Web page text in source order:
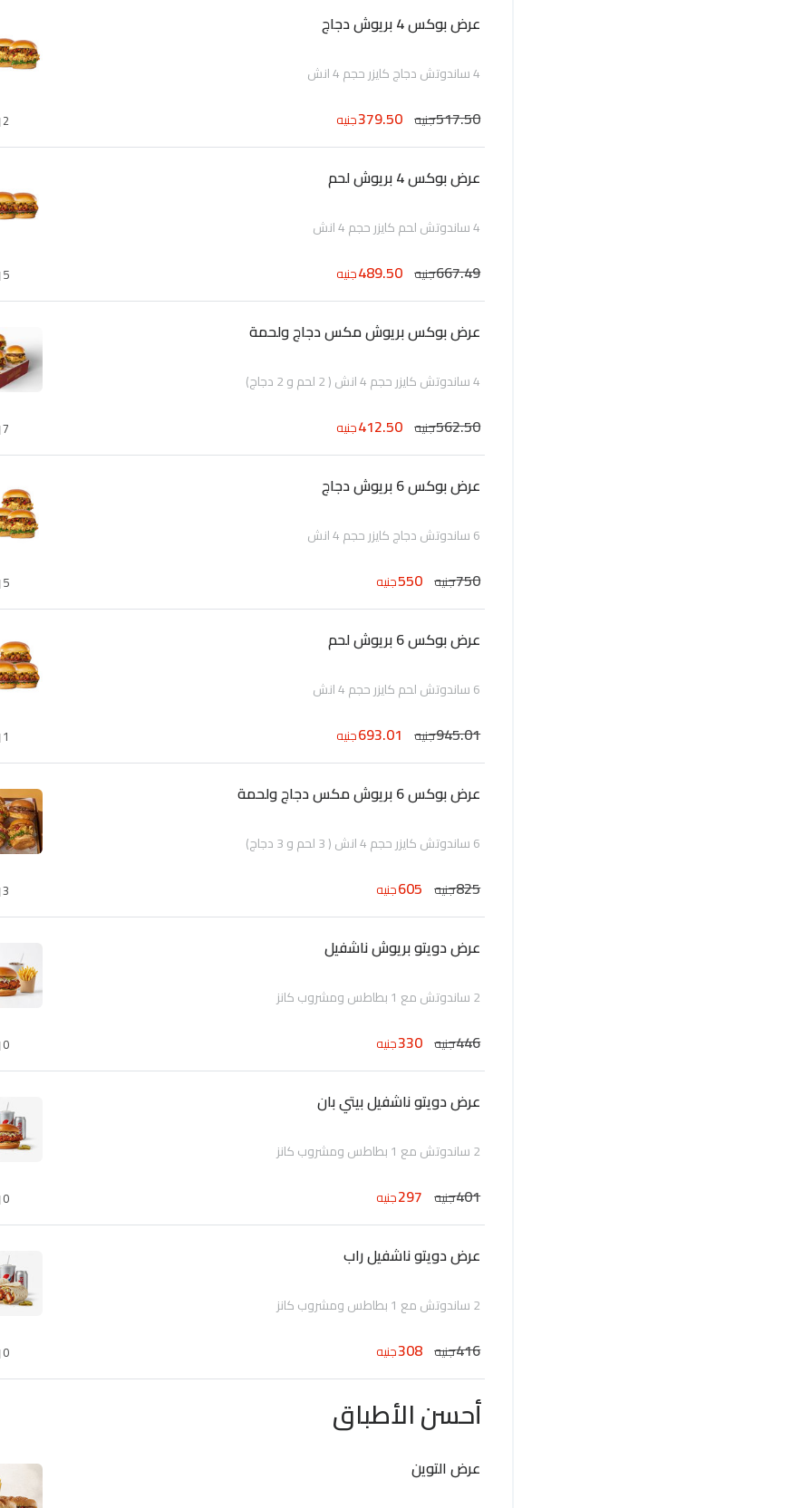
عرض بوكس 4 بريوش دجاج
4 ساندوتش دجاج كايزر حجم 4 انش
517.50جنيه 379.50جنيه 2
عرض بوكس 4 بريوش لحم
4 ساندوتش لحم كايزر حجم 4 انش
667.49جنيه 489.50جنيه 5
عرض بوكس بريوش مكس دجاج ولحمة
4 ساندوتش كايزر حجم 4 انش ( 2 لحم و 2 دجاج)
562.50جنيه 412.50جنيه 7
عرض بوكس 6 بريوش دجاج
6 ساندوتش دجاج كايزر حجم 4 انش
750جنيه 550جنيه 5
عرض بوكس 6 بريوش لحم
6 ساندوتش لحم كايزر حجم 4 انش
945.01جنيه 693.01جنيه 1
عرض بوكس 6 بريوش مكس دجاج ولحمة
6 ساندوتش كايزر حجم 4 انش ( 3 لحم و 3 دجاج)
825جنيه 605جنيه 3
عرض دويتو بريوش ناشفيل
2 ساندوتش مع 1 بطاطس ومشروب كانز
446جنيه 330جنيه 0
عرض دويتو ناشفيل بيتي بان
2 ساندوتش مع 1 بطاطس ومشروب كانز
401جنيه 297جنيه 0
عرض دويتو ناشفيل راب
2 ساندوتش مع 1 بطاطس ومشروب كانز
416جنيه 308جنيه 0
أحسن الأطباق
عرض التوين